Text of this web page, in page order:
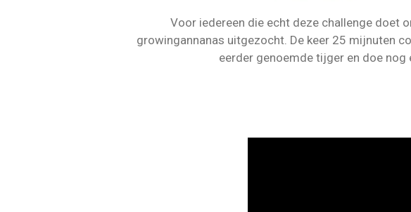
Voor iedereen die echt deze challenge doet
growingannanas uitgezocht. De keer 25 mijnuten
eerder genoemde tijger en doe nog